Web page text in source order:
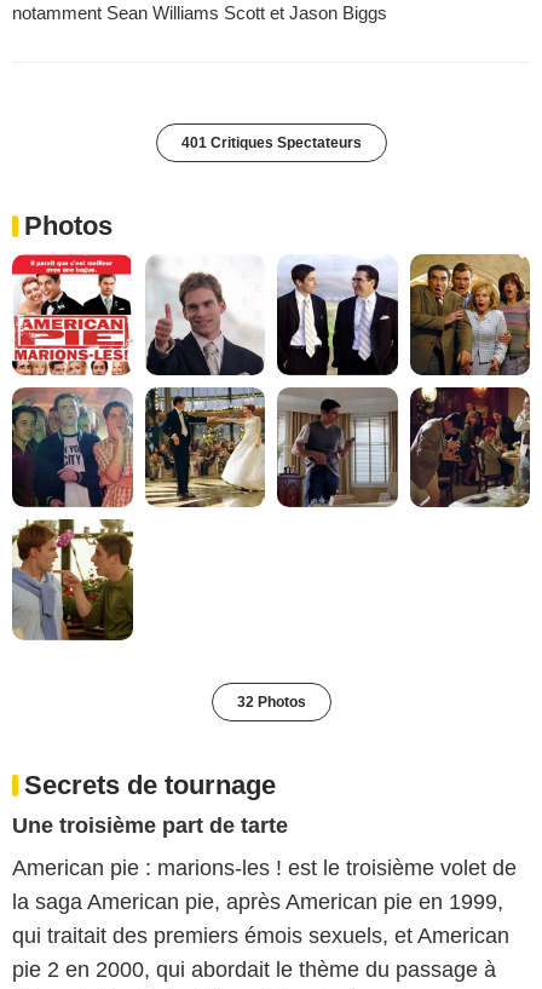
notamment Sean Williams Scott et Jason Biggs
401 Critiques Spectateurs
Photos
32 Photos
Secrets de tournage
Une troisième part de tarte
American pie : marions-les ! est le troisième volet de
la saga American pie, après American pie en 1999,
qui traitait des premiers émois sexuels, et American
pie 2 en 2000, qui abordait le thème du passage à